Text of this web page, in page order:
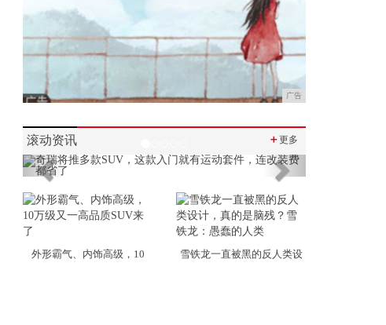
广告
滚动资讯 ＋更多
Previous Next
外形霸气、内饰高级，10 雪铁龙一直被黑的反人类设